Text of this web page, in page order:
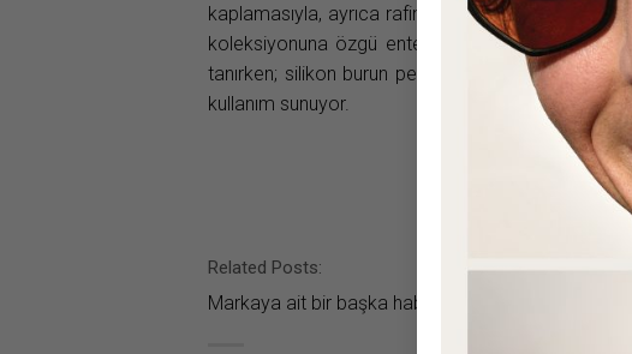
kaplamasıyla, ayrıca rafine Black Edition ve
koleksiyonuna özgü entegre çerçeve kilidi ve
tanırken; silikon burun pedleri, çok yönlü
kullanım sunuyor.
Related Posts:
Markaya ait bir başka haber bulunamadı